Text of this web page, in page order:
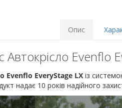
Опис
Автокрісло Evenflo
Evenflo EveryStage LX із
надає 10 років надійного